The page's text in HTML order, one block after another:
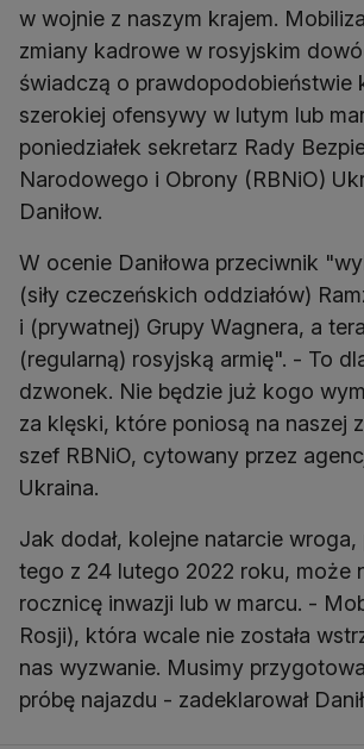
w wojnie z naszym krajem.
zmiany kadrowe w rosyjskim
świadczą o prawdopodobieństwie
szerokiej ofensywy w lutym lub
poniedziałek sekretarz Rady
Narodowego i Obrony (RBNiO)
Daniłow.
W ocenie Daniłowa przeciwnik
(siły czeczeńskich oddziałów)
i (prywatnej) Grupy Wagnera, a
(regularną) rosyjską armię". - To
dzwonek. Nie będzie już kogo
za klęski, które poniosą na naszej
szef RBNiO, cytowany przez
Ukraina.
Jak dodał, kolejne natarcie
tego z 24 lutego 2022 roku, może
rocznicę inwazji lub w marcu. -
Rosji), która wcale nie została
nas wyzwanie. Musimy
próbę najazdu - zadeklarował